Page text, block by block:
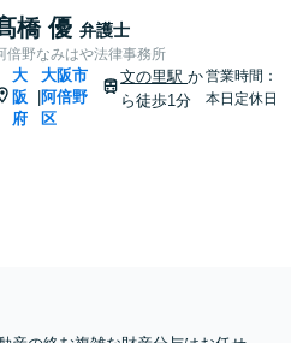
橋 優 弁護士
倍野なみはや法律事務所
大
阪
府
大阪市
阿倍野
区
文の里駅か
ら徒歩1分
営業時間：
本日定休日